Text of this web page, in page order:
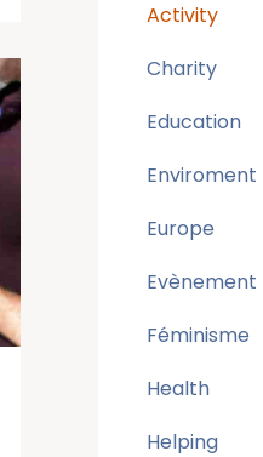
Activity
Charity
Education
Enviroment
Europe
Evènement
Féminisme
Health
Helping